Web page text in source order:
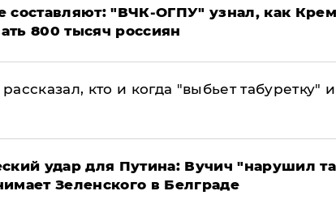
составляют: "ВЧК-ОГПУ" узнал, как
800 тысяч россиян
кто и когда "выбьет табуретку"
удар для Путина: Вучич "нарушил
Зеленского в Белграде